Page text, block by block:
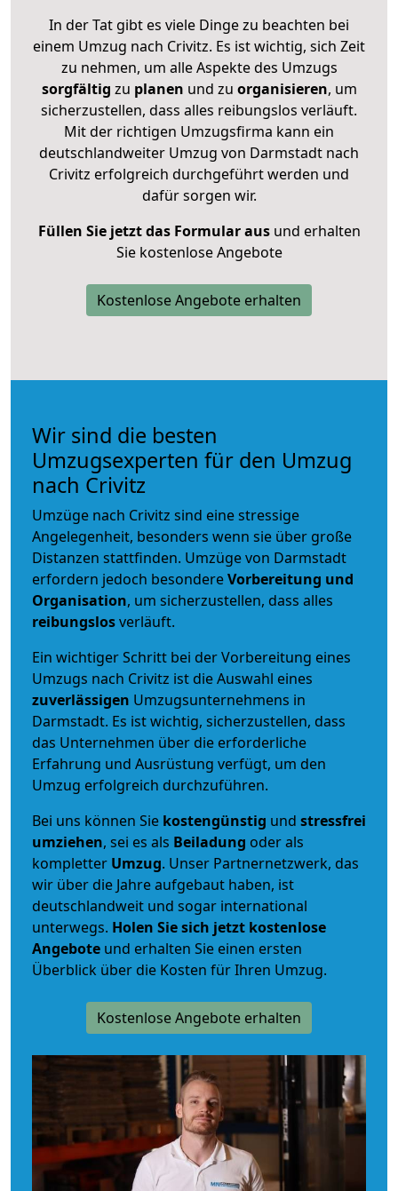
In der Tat gibt es viele Dinge zu beachten bei
einem Umzug nach Crivitz. Es ist wichtig, sich Zeit
zu nehmen, um alle Aspekte des Umzugs
sorgfältig zu planen und zu organisieren, um
sicherzustellen, dass alles reibungslos verläuft.
Mit der richtigen Umzugsfirma kann ein
deutschlandweiter Umzug von Darmstadt nach
Crivitz erfolgreich durchgeführt werden und
dafür sorgen wir.
Füllen Sie jetzt das Formular ausund erhalten
Sie kostenlose Angebote
Kostenlose Angebote erhalten
Wir sind die besten
Umzugsexperten für den Umzug
nach Crivitz
Umzüge nach Crivitz sind eine stressige
Angelegenheit, besonders wenn sie über große
Distanzen stattfinden. Umzüge von Darmstadt
erfordern jedoch besondereVorbereitung und
Organisation, um sicherzustellen, dass alles
reibungslosverläuft.
Ein wichtiger Schritt bei der Vorbereitung eines
Umzugs nach Crivitz ist die Auswahl eines
zuverlässigen Umzugsunternehmens in
Darmstadt. Es ist wichtig, sicherzustellen, dass
das Unternehmen über die erforderliche
Erfahrung und Ausrüstung verfügt, um den
Umzug erfolgreich durchzuführen.
Bei uns können Sie kostengünstig und stressfrei
umziehen, sei es als Beiladung oder als
kompletter Umzug. Unser Partnernetzwerk, das
wir über die Jahre aufgebaut haben, ist
deutschlandweit und sogar international
unterwegs. Holen Sie sich jetzt kostenlose
Angebote und erhalten Sie einen ersten
Überblick über die Kosten für Ihren Umzug.
Kostenlose Angebote erhalten